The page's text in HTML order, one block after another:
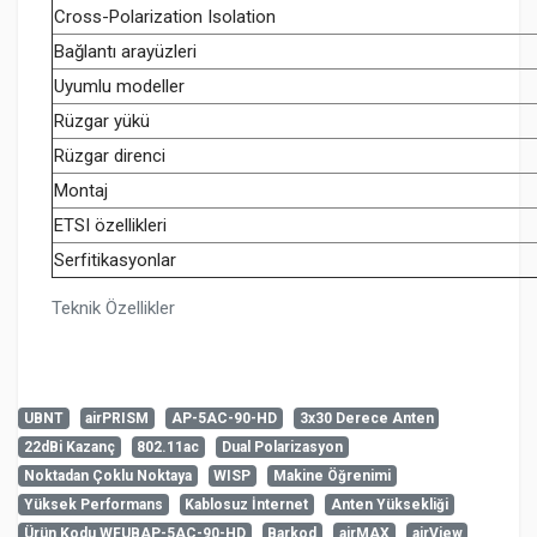
Teknik Özellikler
Cross-Polarization Isolation
Bağlantı arayüzleri
Uyumlu modeller
Rüzgar yükü
Rüzgar direnci
Montaj
ETSI özellikleri
Serfitikasyonlar
admin
7-8-2026
Henüz cevaplanmış soru bulunmuyor. İlk soruyu siz
sorabilirsiniz.
UBNT airPRISM AP-5AC-90-HD
3x30 Derece Anten
22dBi Kazanç
802.11ac
Dual Polarizasyon
Noktadan Çoklu Noktaya
WISP
Makine Öğrenimi
Yüksek Performans
Kablosuz İnternet
Anten Yüksekliği
Ürün Kodu WFUBAP-5AC-90-HD
Barkod airMAX
airView